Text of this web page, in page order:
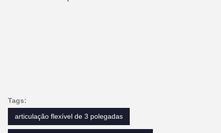
Tags:
articulação flexível de 3 polegadas